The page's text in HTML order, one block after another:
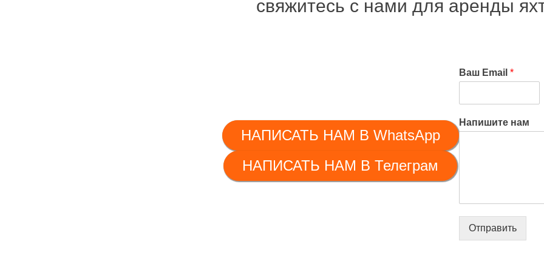
свяжитесь с нами для аренды
НАПИСАТЬ НАМ В WhatsApp
НАПИСАТЬ НАМ В Телеграм
Ваш Email *
Напишите нам
Отправить